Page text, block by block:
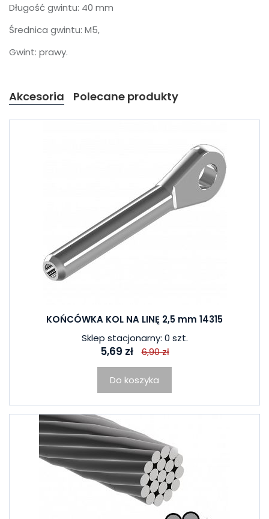
Długość gwintu: 40 mm
Średnica gwintu: M5,
Gwint: prawy.
Akcesoria Polecane produkty
KOŃCÓWKA KOL NA LINĘ 2,5 mm 14315
Sklep stacjonarny: 0 szt.
5,69 zł 6,90 zł
Do koszyka